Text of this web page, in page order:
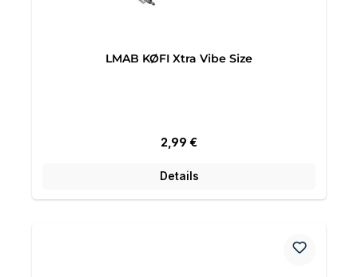
LMAB KØFI Xtra Vibe Size
Regulärer Preis:
2,99 €
Details